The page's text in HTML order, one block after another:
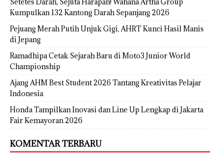
Kumpulkan 132 Kantong Darah Sepanjang 2026
Pejuang Merah Putih Unjuk Gigi, AHRT Kunci Hasil Manis
di Jepang
Ramadhipa Cetak Sejarah Baru di Moto3 Junior World
Championship
Ajang AHM Best Student 2026 Tantang Kreativitas Pelajar
Indonesia
Honda Tampilkan Inovasi dan Line Up Lengkap di Jakarta
Fair Kemayoran 2026
KOMENTAR TERBARU